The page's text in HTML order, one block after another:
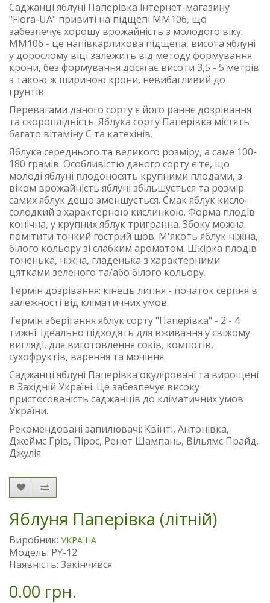
Саджанці яблуні Паперівка інтернет-магазину
"Flora-UA" привиті на підщепі ММ106, що
забезпечує хорошу врожайність з молодого віку.
ММ106 - це напівкарликова підщепа, висота яблуні
у дорослому віці залежить від методу формування
крони, без формування досягає висоти 3,5 - 5 метрів
з такою ж шириною крони, невибагливий до
грунтів.
Перевагами даного сорту є його раннє дозрівання
та скороплідність. Яблука сорту Паперівка містять
багато вітаміну С та катехінів.
Яблука середнього та великого розміру, а саме 100-
180 грамів. Особливістю даного сорту є те, що
молоді яблуні плодоносять крупними плодами, з
віком врожайність яблуні збільшується та розмір
самих яблук дещо зменшується. Смак яблук кисло-
солодкий з характерною кислинкою. Форма плодів
конічна, у крупних яблук тригранна. Збоку можна
помітити тонкий гострий шов. М'якоть яблук ніжна,
білого кольору зі слабким ароматом. Шкірка плодів
тоненька, ніжна, гладенька з характерними
цятками зеленого та/або білого кольору.
Термін дозрівання: кінець липня - початок серпня в
залежності від кліматичних умов.
Термін зберігання яблук сорту "Паперівка" - 2 - 4
тижні. Ідеально підходять для вживання у свіжому
вигляді, для виготовлення соків, компотів,
сухофруктів, варення та мочіння.
Саджанці яблуні Паперівка окуліровані та вирощені
в Західній Україні. Це забезпечує високу
пристосованість саджанців до кліматичних умов
України.
Рекомендовані запилювачі: Квінті, Антонівка,
Джеймс Грів, Пірос, Ренет Шампань, Вільямс Прайд,
Джулія
Яблуня Паперівка (літній)
Виробник: УКРАЇНА
Модель: PY-12
Наявність: Закінчився
0.00 грн.